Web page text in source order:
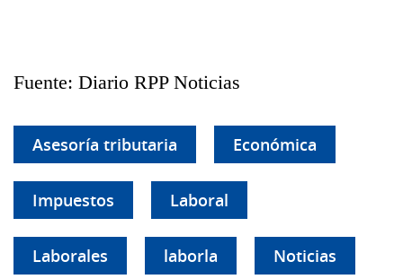
Fuente: Diario RPP Noticias
Asesoría tributaria Económica
Impuestos Laboral
Laborales laborla Noticias